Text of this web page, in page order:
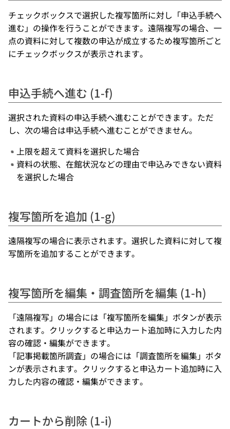
チェックボックスで選択した複写箇所に対し「申込手続へ
進む」の操作を行うことができます。遠隔複写の場合、一
点の資料に対して複数の申込が成立するため複写箇所ごと
にチェックボックスが表示されます。
申込手続へ進む (1-f)
選択された資料の申込手続へ進むことができます。ただ
し、次の場合は申込手続へ進むことができません。
上限を超えて資料を選択した場合
資料の状態、在館状況などの理由で申込みできない資料
を選択した場合
複写箇所を追加 (1-g)
遠隔複写の場合に表示されます。選択した資料に対して複
写箇所を追加することができます。
複写箇所を編集・調査箇所を編集 (1-h)
「遠隔複写」の場合には「複写箇所を編集」ボタンが表示
されます。クリックすると申込カート追加時に入力した内
容の確認・編集ができます。
「記事掲載箇所調査」の場合には「調査箇所を編集」ボタ
ンが表示されます。クリックすると申込カート追加時に入
力した内容の確認・編集ができます。
カートから削除 (1-i)